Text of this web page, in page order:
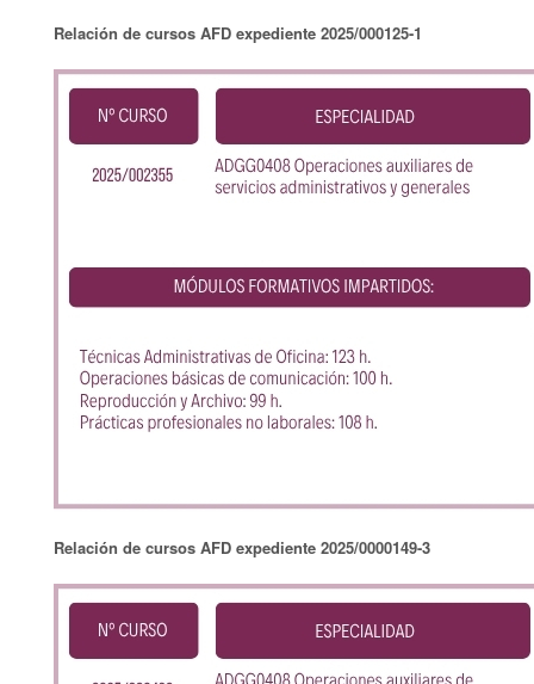
Relación de cursos AFD expediente 2025/000125-1
Relación de cursos AFD expediente 2025/0000149-3